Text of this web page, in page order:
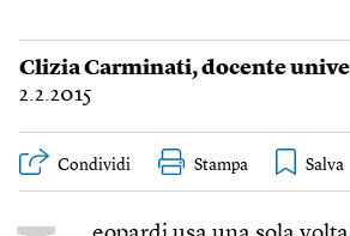
Clizia Carminati, docente
2.2.2015
Condividi Stampa